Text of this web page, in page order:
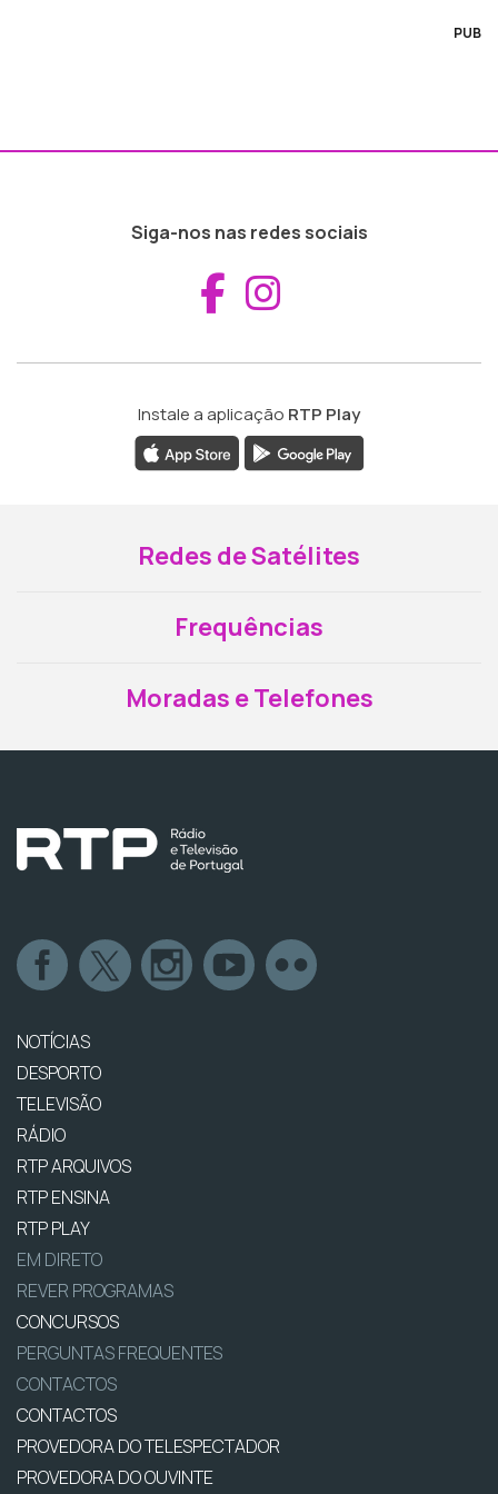
PUB
Siga-nos nas redes sociais
Aceder ao
Instale a aplicação RTP Play
Redes de Satélites
Frequências
Moradas e Telefones
NOTÍCIAS
DESPORTO
TELEVISÃO
RÁDIO
RTP ARQUIVOS
RTP ENSINA
RTP PLAY
EM DIRETO
REVER PROGRAMAS
CONCURSOS
PERGUNTAS FREQUENTES
CONTACTOS
CONTACTOS
PROVEDORA DO TELESPECTADOR
PROVEDORA DO OUVINTE